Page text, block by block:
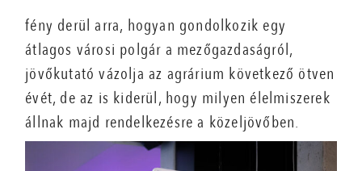
fény derül arra, hogyan gondolkozik egy
átlagos városi polgár a mezőgazdaságról,
jövőkutató vázolja az agrárium következő ötven
évét, de az is kiderül, hogy milyen élelmiszerek
állnak majd rendelkezésre a közeljövőben.